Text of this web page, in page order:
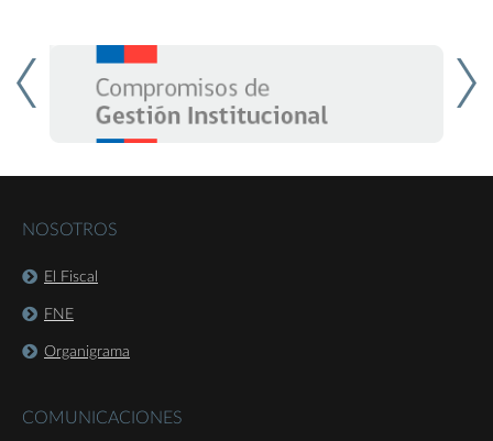
NOSOTROS
El Fiscal
FNE
Organigrama
COMUNICACIONES